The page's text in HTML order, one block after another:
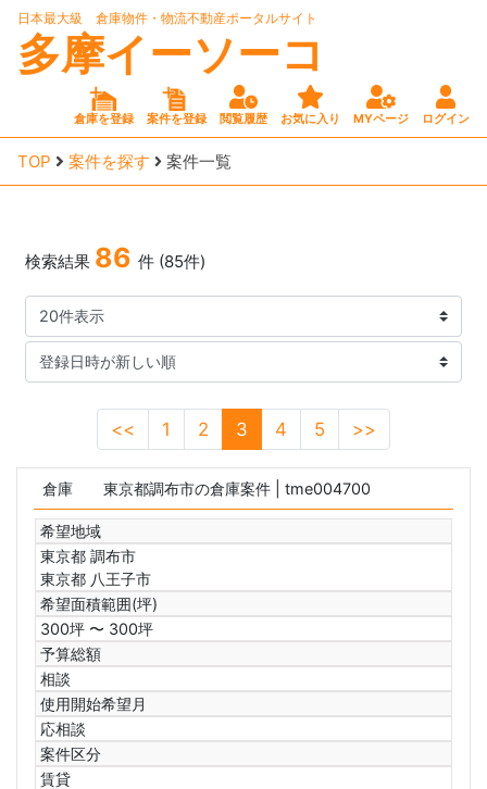
日本最大級 倉庫物件・物流不動産ポータルサイト
多摩イーソーコ
倉庫を登録 案件を登録 閲覧履歴 お気に入り MYページ ログイン
TOP 案件を探す 案件一覧
検索結果 86 件 (85件)
<< 1 2 3 4 5 >>
倉庫 東京都調布市の倉庫案件 | tme004700
希望地域
東京都 調布市
東京都 八王子市
希望面積範囲(坪)
300坪 〜 300坪
予算総額
相談
使用開始希望月
応相談
案件区分
賃貸